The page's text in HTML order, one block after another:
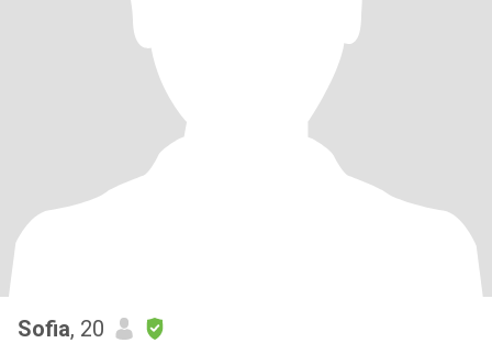
Sofia, 20